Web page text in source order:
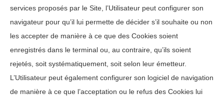
services proposés par le Site, l’Utilisateur peut configurer son
navigateur pour qu’il lui permette de décider s’il souhaite ou non
les accepter de manière à ce que des Cookies soient
enregistrés dans le terminal ou, au contraire, qu’ils soient
rejetés, soit systématiquement, soit selon leur émetteur.
L’Utilisateur peut également configurer son logiciel de navigation
de manière à ce que l’acceptation ou le refus des Cookies lui